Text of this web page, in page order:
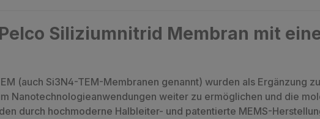
Siliziumnitrid Membran mit
(auch Si3N4-TEM-Membranen genannt) wurden als Ergänzung
Nanotechnologieanwendungen weiter zu ermöglichen und die
durch hochmoderne Halbleiter- und patentierte MEMS-